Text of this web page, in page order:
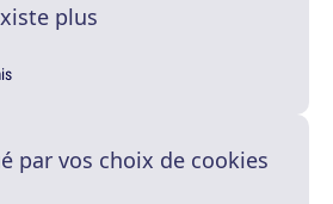
plus
par vos choix de cookies